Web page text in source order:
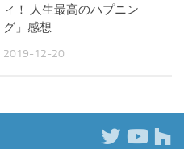
ィ！ 人生最高のハプニン
グ」感想
2019-12-20